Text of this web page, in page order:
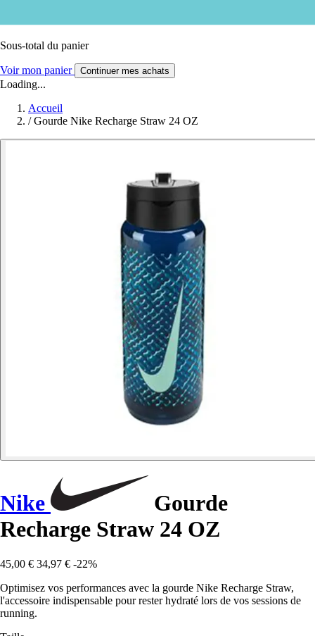
Sous-total du panier
Voir mon panier Continuer mes achats
Loading...
Accueil
/ Gourde Nike Recharge Straw 24 OZ
Nike
Gourde
Recharge Straw 24 OZ
45,00 € 34,97 € -22%
Optimisez vos performances avec la gourde Nike Recharge Straw,
l'accessoire indispensable pour rester hydraté lors de vos sessions de
running.